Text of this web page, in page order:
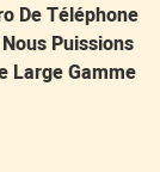
De Téléphone
Puissions
Large Gamme